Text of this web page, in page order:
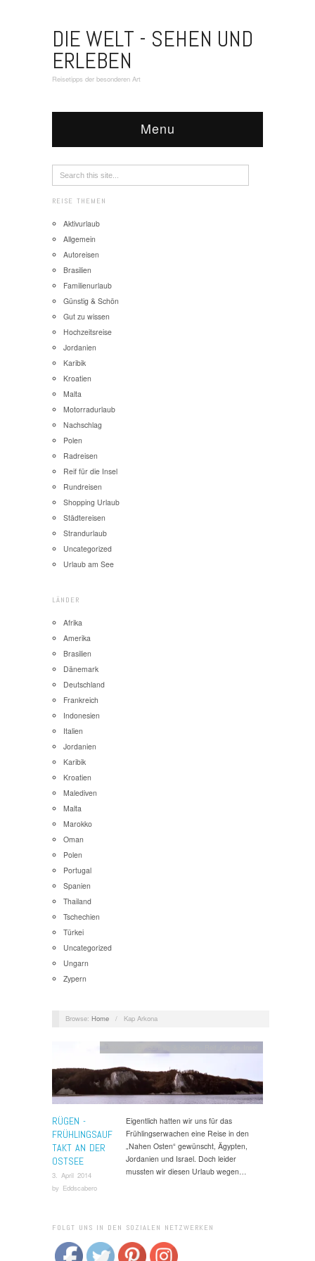
DIE WELT - SEHEN UND
ERLEBEN
Reisetipps der besonderen Art
Menu
REISE THEMEN
Aktivurlaub
Allgemein
Autoreisen
Brasilien
Familienurlaub
Günstig & Schön
Gut zu wissen
Hochzeitsreise
Jordanien
Karibik
Kroatien
Malta
Motorradurlaub
Nachschlag
Polen
Radreisen
Reif für die Insel
Rundreisen
Shopping Urlaub
Städtereisen
Strandurlaub
Uncategorized
Urlaub am See
LÄNDER
Afrika
Amerika
Brasilien
Dänemark
Deutschland
Frankreich
Indonesien
Italien
Jordanien
Karibik
Kroatien
Malediven
Malta
Marokko
Oman
Polen
Portugal
Spanien
Thailand
Tschechien
Türkei
Uncategorized
Ungarn
Zypern
Browse: Home / Kap Arkona
RÜGEN -
FRÜHLINGSAUF
TAKT AN DER
OSTSEE
3. April 2014
by Eddscabero
Eigentlich hatten wir uns für das
Frühlingserwachen eine Reise in den
„Nahen Osten“ gewünscht, Ägypten,
Jordanien und Israel. Doch leider
mussten wir diesen Urlaub wegen…
FOLGT UNS IN DEN SOZIALEN NETZWERKEN